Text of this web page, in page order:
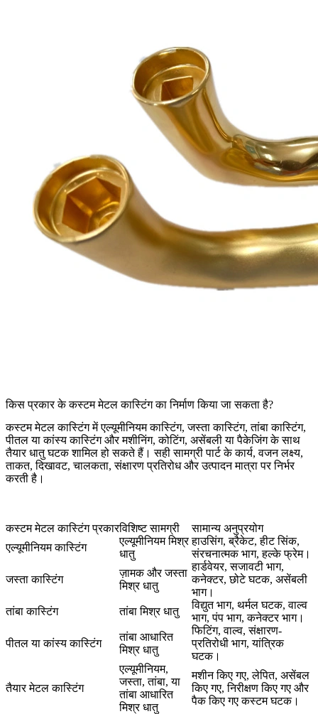
किस प्रकार के कस्टम मेटल कास्टिंग का निर्माण किया जा सकता है?
कस्टम मेटल कास्टिंग में एल्यूमीनियम कास्टिंग, जस्ता कास्टिंग, तांबा कास्टिंग,
पीतल या कांस्य कास्टिंग और मशीनिंग, कोटिंग, असेंबली या पैकेजिंग के साथ
तैयार धातु घटक शामिल हो सकते हैं। सही सामग्री पार्ट के कार्य, वजन लक्ष्य,
ताकत, दिखावट, चालकता, संक्षारण प्रतिरोध और उत्पादन मात्रा पर निर्भर
करती है।
कस्टम मेटल कास्टिंग प्रकारविशिष्ट सामग्री
सामान्य अनुप्रयोग
एल्यूमीनियम कास्टिंग
एल्यूमीनियम मिश्र
धातु
हाउसिंग, ब्रैकेट, हीट सिंक,
संरचनात्मक भाग, हल्के फ्रेम।
जस्ता कास्टिंग
ज़ामक और जस्ता
मिश्र धातु
हार्डवेयर, सजावटी भाग,
कनेक्टर, छोटे घटक, असेंबली
भाग।
तांबा कास्टिंग
तांबा मिश्र धातु
विद्युत भाग, थर्मल घटक, वाल्व
भाग, पंप भाग, कनेक्टर भाग।
पीतल या कांस्य कास्टिंग
तांबा आधारित
मिश्र धातु
फिटिंग, वाल्व, संक्षारण-
प्रतिरोधी भाग, यांत्रिक
घटक।
तैयार मेटल कास्टिंग
एल्यूमीनियम,
जस्ता, तांबा, या
तांबा आधारित
मिश्र धातु
मशीन किए गए, लेपित, असेंबल
किए गए, निरीक्षण किए गए और
पैक किए गए कस्टम घटक।